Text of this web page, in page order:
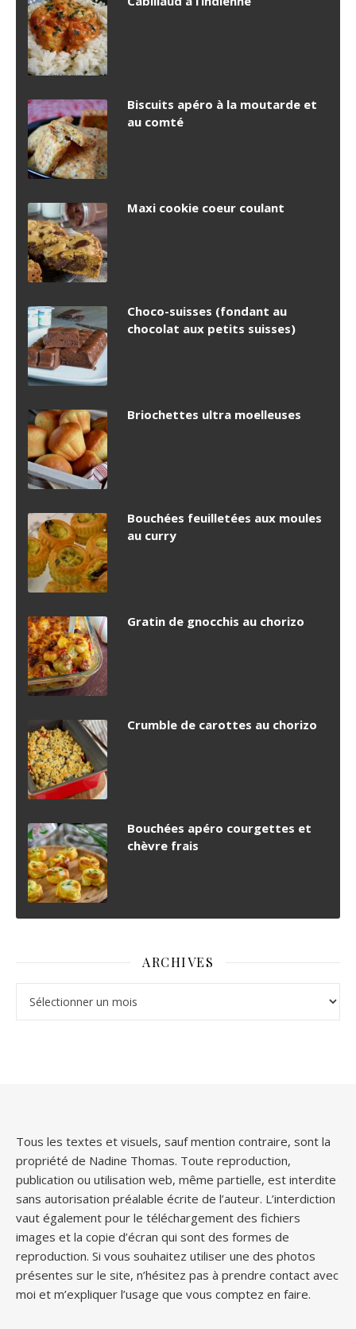
Biscuits apéro à la moutarde et
au comté
Maxi cookie coeur coulant
Choco-suisses (fondant au
chocolat aux petits suisses)
Briochettes ultra moelleuses
Bouchées feuilletées aux moules
au curry
Gratin de gnocchis au chorizo
Crumble de carottes au chorizo
Bouchées apéro courgettes et
chèvre frais
ARCHIVES
Tous les textes et visuels, sauf mention contraire, sont la
propriété de Nadine Thomas. Toute reproduction,
publication ou utilisation web, même partielle, est interdite
sans autorisation préalable écrite de l’auteur. L’interdiction
vaut également pour le téléchargement des fichiers
images et la copie d’écran qui sont des formes de
reproduction. Si vous souhaitez utiliser une des photos
présentes sur le site, n’hésitez pas à prendre contact avec
moi et m’expliquer l’usage que vous comptez en faire.